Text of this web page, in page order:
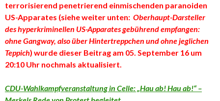
terrorisierend penetrierend einmischenden paranoiden
US-Apparates (siehe weiter unten: Oberhaupt-Darsteller
des hyperkriminellen US-Apparates gebührend empfangen:
ohne Gangway, also über Hintertreppchen und ohne jeglichen
Teppich) wurde dieser Beitrag am 05. September 16 um
20:10 Uhr nochmals aktualisiert.
CDU-Wahlkampfveranstaltung in Celle: „Hau ab! Hau ab!“ –